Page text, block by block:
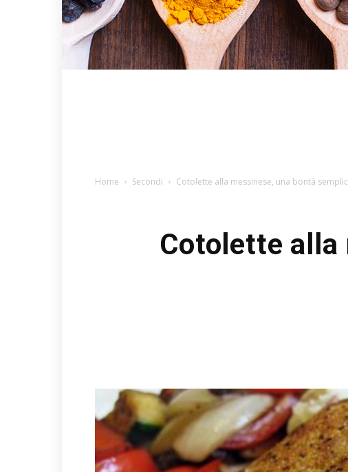
Home Secondi Cotolette alla messinese, una bontà
Cotolette alla